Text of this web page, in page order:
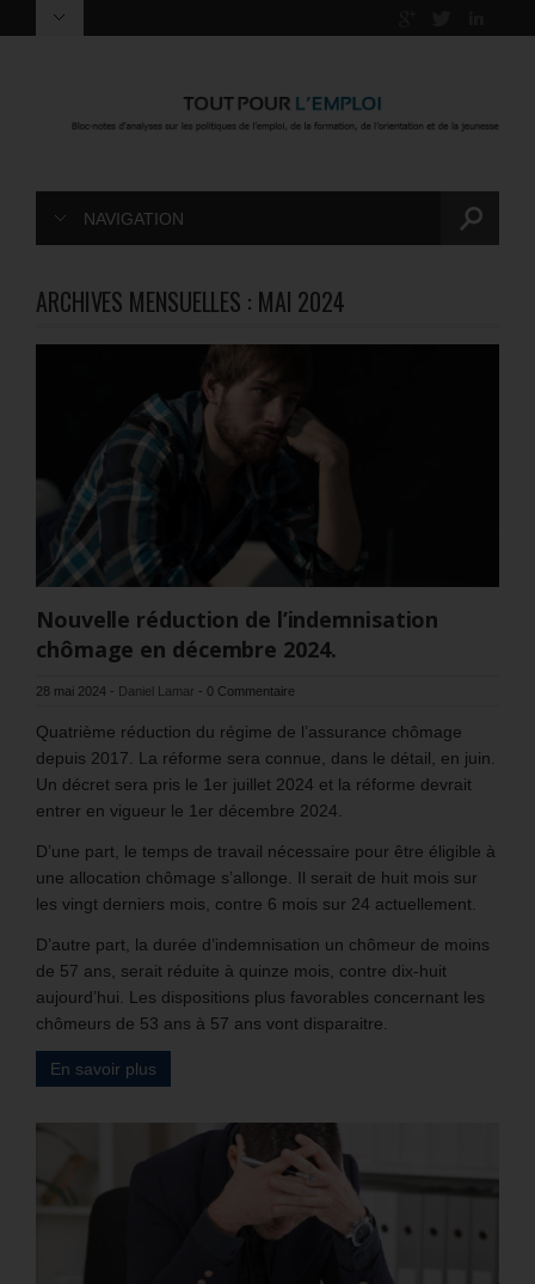
NAVIGATION
ARCHIVES MENSUELLES : MAI 2024
Nouvelle réduction de l’indemnisation
chômage en décembre 2024.
28 mai 2024 - Daniel Lamar - 0 Commentaire
Quatrième réduction du régime de l’assurance chômage
depuis 2017. La réforme sera connue, dans le détail, en juin.
Un décret sera pris le 1er juillet 2024 et la réforme devrait
entrer en vigueur le 1er décembre 2024.
D’une part, le temps de travail nécessaire pour être éligible à
une allocation chômage s’allonge. Il serait de huit mois sur
les vingt derniers mois, contre 6 mois sur 24 actuellement.
D’autre part, la durée d’indemnisation un chômeur de moins
de 57 ans, serait réduite à quinze mois, contre dix-huit
aujourd’hui. Les dispositions plus favorables concernant les
chômeurs de 53 ans à 57 ans vont disparaitre.
En savoir plus